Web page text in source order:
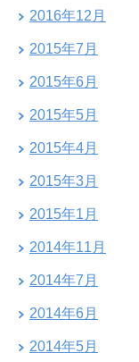
2016年12月
2015年7月
2015年6月
2015年5月
2015年4月
2015年3月
2015年1月
2014年11月
2014年7月
2014年6月
2014年5月